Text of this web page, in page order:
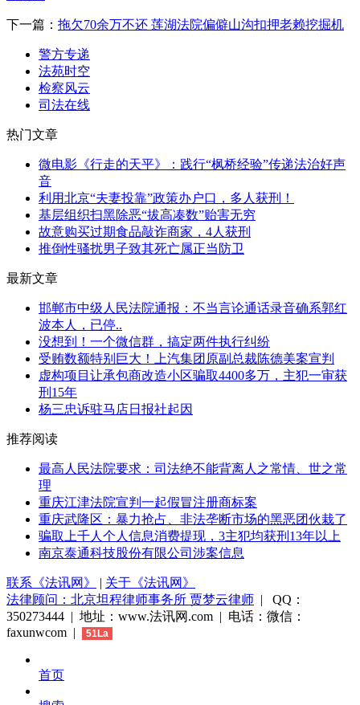
下一篇： 拖欠70余万不还 莲湖法院偏僻山沟扣押老赖挖掘机
警方专递
法苑时空
检察风云
司法在线
热门文章
微电影《行走的天平》：践行“枫桥经验”传递法治好声
音
利用北京“夫妻投靠”政策办户口，多人获刑！
基层组织扫黑除恶“拔高凑数”贻害无穷
故意购买过期食品敲诈商家，4人获刑
推倒性骚扰男子致其死亡属正当防卫
最新文章
邯郸市中级人民法院通报：不当言论通话录音确系郭红
波本人，已停..
没想到！一个微信群，搞定两件执行纠纷
受贿数额特别巨大！上汽集团原副总裁陈德美案宣判
虚构项目让承包商改造小区骗取4400多万，主犯一审获
刑15年
杨三忠诉驻马店日报社起因
推荐阅读
最高人民法院要求：司法绝不能背离人之常情、世之常
理
重庆江津法院宣判一起假冒注册商标案
重庆武隆区：暴力抢占、非法垄断市场的黑恶团伙栽了
骗取上千人个人信息消费提现，3主犯均获刑13年以上
南京泰通科技股份有限公司涉案信息
联系《法讯网》 | 关于《法讯网》
法律顾问：北京坦程律师事务所 贾梦云律师 | QQ：
350273444 | 地址：www.法讯网.com | 电话：微信：
faxunwcom |
51La
首页